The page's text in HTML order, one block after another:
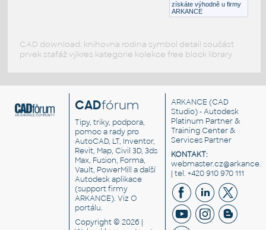
získáte výhodně u firmy
ARKANCE
CAD download: knihovna rodina symbol detail součást
prvek stafáž výkres kategorie kolekce free block library
CADfórum
Tipy, triky, podpora,
pomoc a rady pro
AutoCAD, LT, Inventor,
Revit, Map, Civil 3D, 3ds
Max, Fusion, Forma,
Vault, PowerMill a další
Autodesk aplikace
(support firmy
ARKANCE). VizO
portálu.
Copyright © 2026 |
ARKANCE (CAD
Studio) - Autodesk
Platinum Partner &
Training Center &
Services Partner
KONTAKT:
| tel. +420 910 970 111